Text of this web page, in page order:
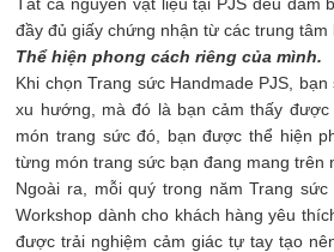
đầy đủ giấy chứng nhận từ các trung tâm
Thể hiện phong cách riêng của mình.
Khi chọn Trang sức Handmade PJS,
xu hướng, mà đó là bạn cảm thấy
món trang sức đó, bạn được thể hiện
từng món trang sức bạn đang mang trên
Ngoài ra, mỗi quý trong năm Trang
Workshop dành cho khách hàng yêu
được trải nghiệm cảm giác tự tay tạo